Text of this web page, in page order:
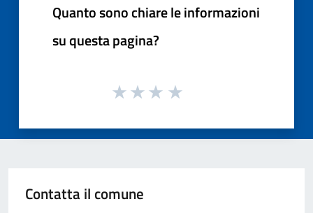
Quanto sono chiare le informazioni
su questa pagina?
Contatta il comune